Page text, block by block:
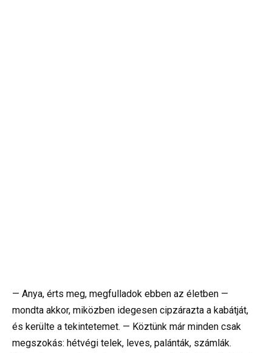
— Anya, érts meg, megfulladok ebben az életben —
mondta akkor, miközben idegesen cipzárazta a kabátját,
és kerülte a tekintetemet. — Köztünk már minden csak
megszokás: hétvégi telek, leves, palánták, számlák.